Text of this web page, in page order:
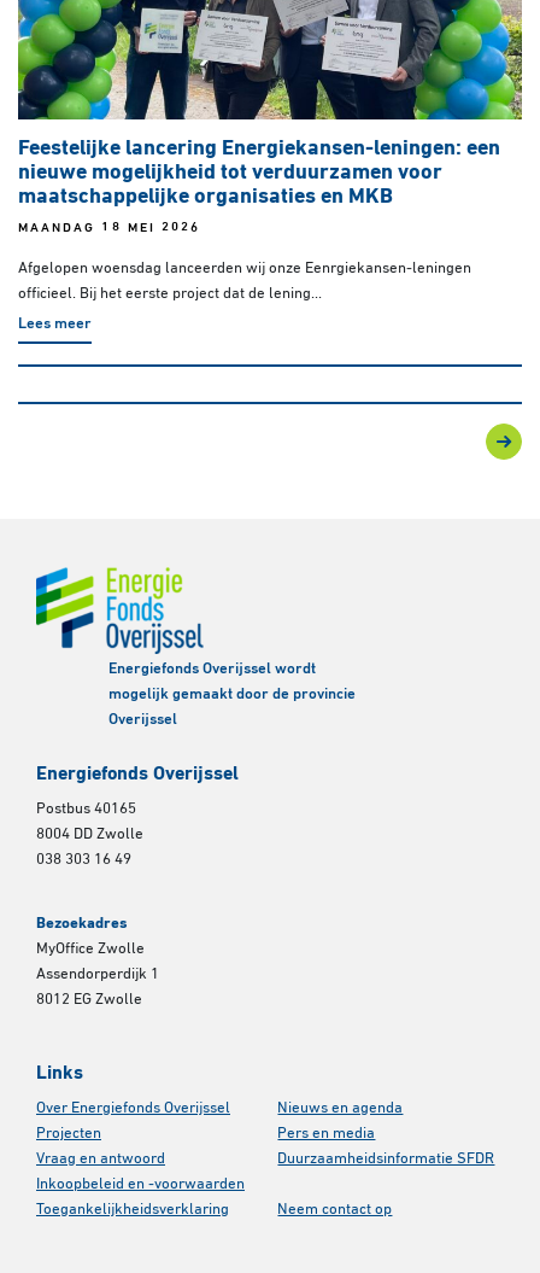
Feestelijke lancering Energiekansen-leningen: een
nieuwe mogelijkheid tot verduurzamen voor
maatschappelijke organisaties en MKB
MAANDAG 18 MEI 2026
Afgelopen woensdag lanceerden wij onze Eenrgiekansen-leningen
officieel. Bij het eerste project dat de lening...
Lees meer
Energiefonds Overijssel wordt
mogelijk gemaakt door de provincie
Overijssel
Energiefonds Overijssel
Postbus 40165
8004 DD Zwolle
038 303 16 49
Bezoekadres
MyOffice Zwolle
Assendorperdijk 1
8012 EG Zwolle
Links
Over Energiefonds Overijssel
Nieuws en agenda
Projecten
Pers en media
Vraag en antwoord
Duurzaamheidsinformatie SFDR
Inkoopbeleid en -voorwaarden
Toegankelijkheidsverklaring
Neem contact op